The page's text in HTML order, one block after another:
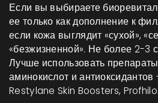
Если вы выбираете
ее только как дополнение к
если кожа выглядит «сухой»,
«безжизненной». Не более 2-3
Лучше использовать
аминокислот и
Restylane Skin Boosters, Profhilo.